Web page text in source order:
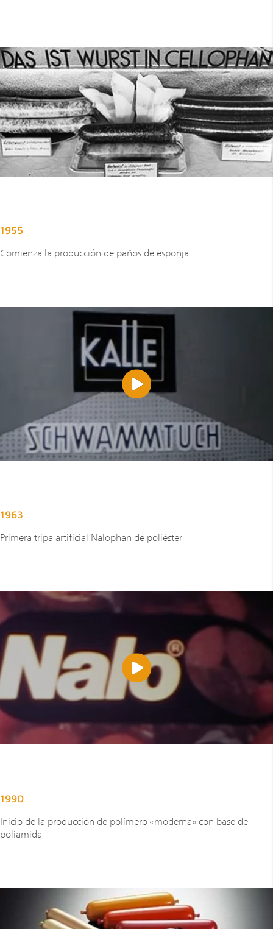
1955
Comienza la producción de paños de esponja
1963
Primera tripa artificial Nalophan de poliéster
1990
Inicio de la producción de polímero «moderna» con base de
poliamida